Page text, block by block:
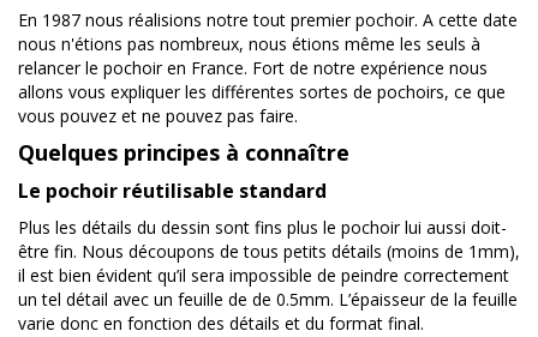
En 1987 nous réalisions notre tout premier pochoir. A cette date
nous n'étions pas nombreux, nous étions même les seuls à
relancer le pochoir en France. Fort de notre expérience nous
allons vous expliquer les différentes sortes de pochoirs, ce que
vous pouvez et ne pouvez pas faire.
Quelques principes à connaître
Le pochoir réutilisable standard
Plus les détails du dessin sont fins plus le pochoir lui aussi doit-
être fin. Nous découpons de tous petits détails (moins de 1mm),
il est bien évident qu’il sera impossible de peindre correctement
un tel détail avec un feuille de de 0.5mm. L’épaisseur de la feuille
varie donc en fonction des détails et du format final.